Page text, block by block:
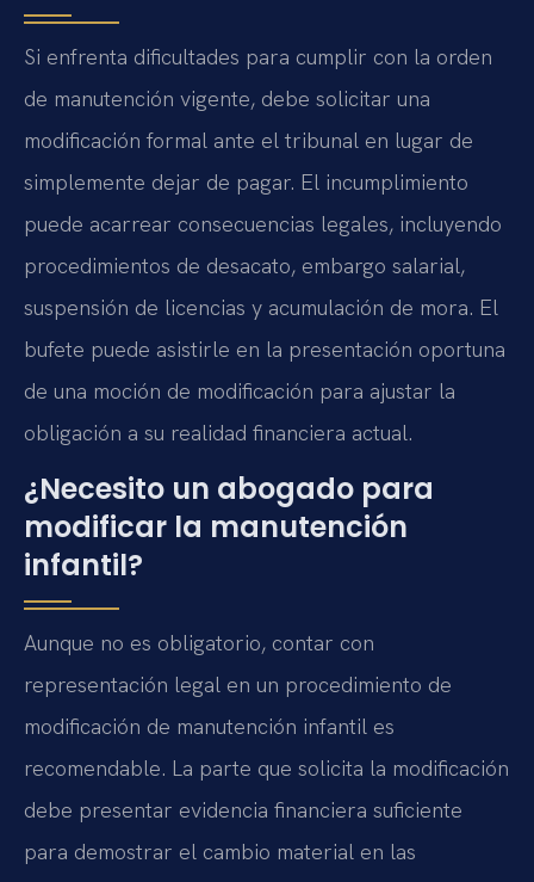
Si enfrenta dificultades para cumplir con la orden
de manutención vigente, debe solicitar una
modificación formal ante el tribunal en lugar de
simplemente dejar de pagar. El incumplimiento
puede acarrear consecuencias legales, incluyendo
procedimientos de desacato, embargo salarial,
suspensión de licencias y acumulación de mora. El
bufete puede asistirle en la presentación oportuna
de una moción de modificación para ajustar la
obligación a su realidad financiera actual.
¿Necesito un abogado para
modificar la manutención
infantil?
Aunque no es obligatorio, contar con
representación legal en un procedimiento de
modificación de manutención infantil es
recomendable. La parte que solicita la modificación
debe presentar evidencia financiera suficiente
para demostrar el cambio material en las